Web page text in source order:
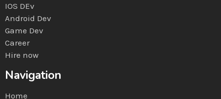
IOS DEv
Android Dev
Game Dev
Career
Hire now
Navigation
Home